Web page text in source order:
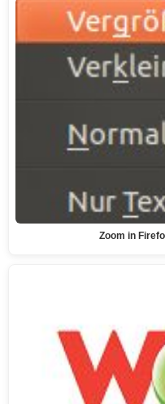
Zoom in